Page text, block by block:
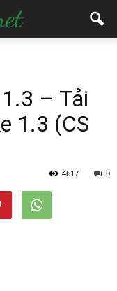
– Tải
1.3 (CS
0
4617